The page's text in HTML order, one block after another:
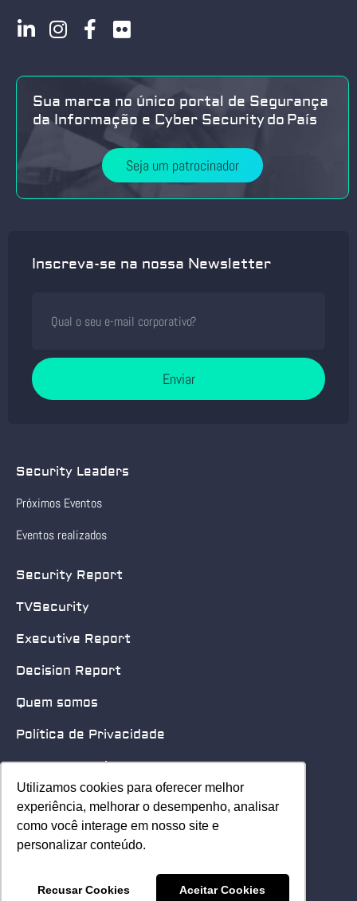
Utilizamos cookies para oferecer melhor
experiência, melhorar o desempenho, analisar
como você interage em nosso site e
personalizar conteúdo.
Recusar Cookies Aceitar Cookies
Utilizamos cookies para oferecer melhor
experiência, melhorar o desempenho, analisar
como você interage em nosso site e
personalizar conteúdo.
Recusar Cookies Aceitar Cookies
Sua marca no único portal de Segurança
da Informação e Cyber Security do País
Seja um patrocinador
Inscreva-se na nossa Newsletter
Enviar
Security Leaders
Próximos Eventos
Eventos realizados
Security Report
TVSecurity
Executive Report
Decision Report
Quem somos
Política de Privacidade
Quero patrocinar
Contato
Home
© 2025 Security Leader. Todos os Direitos Reservados.